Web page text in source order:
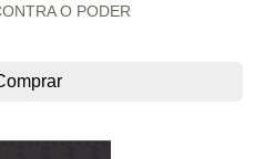
O PODER